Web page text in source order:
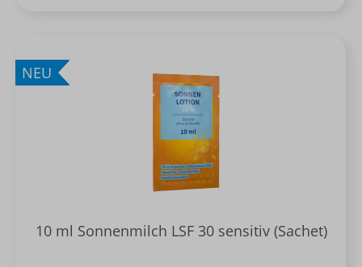
NEU
10 ml Sonnenmilch LSF 30 sensitiv (Sachet)